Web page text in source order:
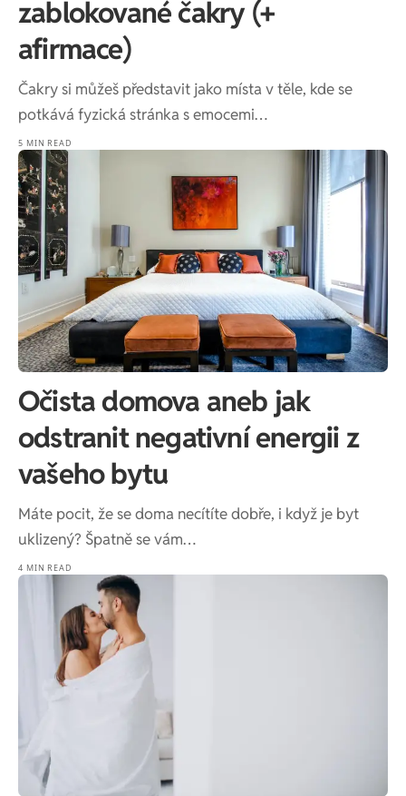
zablokované čakry (+
afirmace)
Čakry si můžeš představit jako místa v těle, kde se
potkává fyzická stránka s emocemi…
5 MIN READ
Očista domova aneb jak
odstranit negativní energii z
vašeho bytu
Máte pocit, že se doma necítíte dobře, i když je byt
uklizený? Špatně se vám…
4 MIN READ